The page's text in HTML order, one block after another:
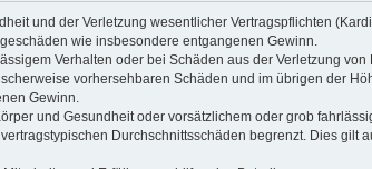
und der Verletzung wesentlicher Vertragspflichten
wie insbesondere entgangenen Gewinn.
Verhalten oder bei Schäden aus der Verletzung
vorhersehbaren Schäden und im übrigen der
Gewinn.
und Gesundheit oder vorsätzlichem oder grob
Durchschnittsschäden begrenzt. Dies gilt